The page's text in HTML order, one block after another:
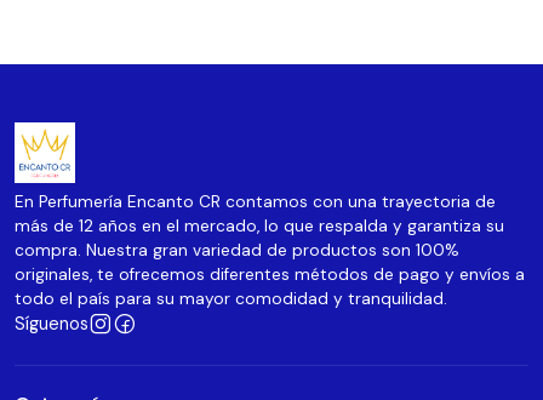
En Perfumería Encanto CR contamos con una trayectoria de
más de 12 años en el mercado, lo que respalda y garantiza su
compra. Nuestra gran variedad de productos son 100%
originales, te ofrecemos diferentes métodos de pago y envíos a
todo el país para su mayor comodidad y tranquilidad.
Síguenos